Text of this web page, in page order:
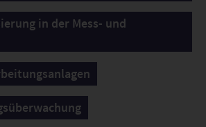
in der Mess- und